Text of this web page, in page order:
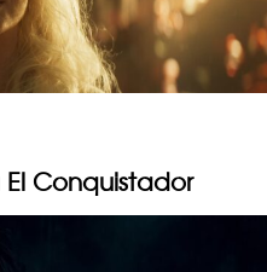
Conquistador